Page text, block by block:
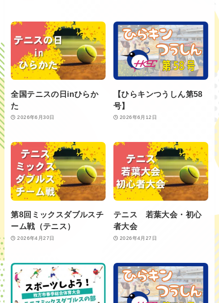
全国テニスの日inひらか
た
2026年6月30日
【ひらキンつうしん第58
号】
2026年6月12日
第8回ミックスダブルスチ
ーム戦（テニス）
2026年4月27日
テニス 若葉大会・初心
者大会
2026年4月27日